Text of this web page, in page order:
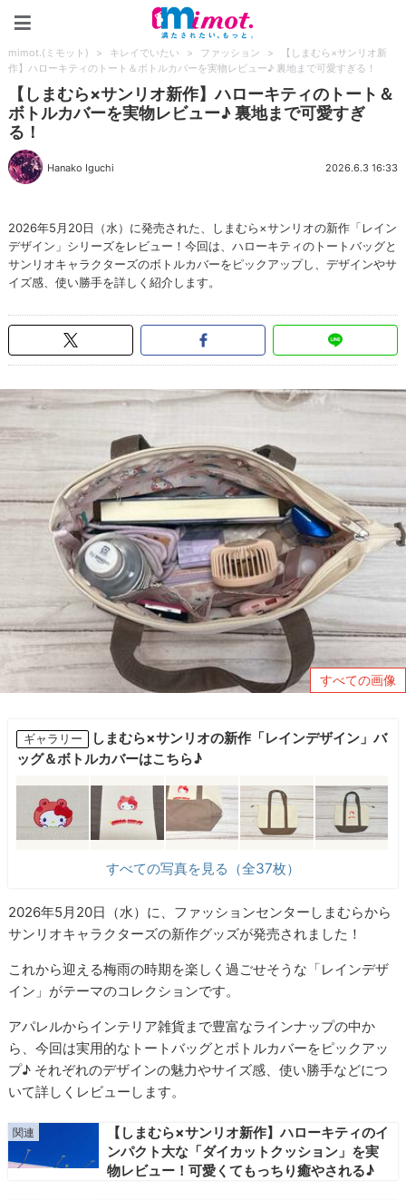
mimot.(ミモット) > キレイでいたい > ファッション >
【しまむら×サンリオ新
作】ハローキティのトート＆ボトルカバーを実物レビュー♪ 裏地まで可愛すぎる！
【しまむら×サンリオ新作】ハローキティのトート＆
ボトルカバーを実物レビュー♪ 裏地まで可愛すぎ
る！
Hanako Iguchi 2026.6.3 16:33
2026年5月20日（水）に発売された、しまむら×サンリオの新作「レイン
デザイン」シリーズをレビュー！今回は、ハローキティのトートバッグと
サンリオキャラクターズのボトルカバーをピックアップし、デザインやサ
イズ感、使い勝手を詳しく紹介します。
すべての画像
ギャラリー
しまむら×サンリオの新作「レインデザイン」バ
ッグ＆ボトルカバーはこちら♪
すべての写真を見る（全37枚）
2026年5月20日（水）に、ファッションセンターしまむらから
サンリオキャラクターズの新作グッズが発売されました！
これから迎える梅雨の時期を楽しく過ごせそうな「レインデザ
イン」がテーマのコレクションです。
アパレルからインテリア雑貨まで豊富なラインナップの中か
ら、今回は実用的なトートバッグとボトルカバーをピックアッ
プ♪ それぞれのデザインの魅力やサイズ感、使い勝手などにつ
いて詳しくレビューします。
【しまむら×サンリオ新作】ハローキティのイ
ンパクト大な「ダイカットクッション」を実
物レビュー！可愛くてもっちり癒やされる♪